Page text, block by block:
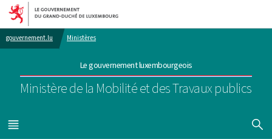
Aller au menu principal
Aller au contenu
gouvernement.lu Ministères
Le gouvernement luxembourgeois
Ministère de la Mobilité et des Travaux publics
MENU
PRINCIPAL